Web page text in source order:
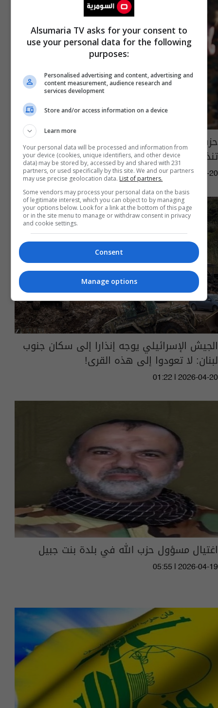
حزب الله يعلن تدمير 4 دبابات ميركافا و"إسرائيل"
تنذر سكان 80 قرية جنوب لبنان
06:37 | 2026-04-20
الجيش الإسرائيلي يوجه إنذارا إلى سكان جنوب
لبنان: لا تعودوا إلى هذه القرى!
01:22 | 2026-04-20
اغتيال مسؤول حزب الله في بلدة بنت جبيل
05:55 | 2026-04-19
Alsumaria TV asks for your consent to
use your personal data for the following
purposes:
Personalised advertising and content, advertising and
content measurement, audience research and
services development
Store and/or access information on a device
Learn more
Your personal data will be processed and information from
your device (cookies, unique identifiers, and other device
data) may be stored by, accessed by and shared with 231
partners, or used specifically by this site. We and our partners
may use precise geolocation data. List of partners.
Some vendors may process your personal data on the basis
of legitimate interest, which you can object to by managing
your options below. Look for a link at the bottom of this page
or in the site menu to manage or withdraw consent in privacy
and cookie settings.
Consent
Manage options